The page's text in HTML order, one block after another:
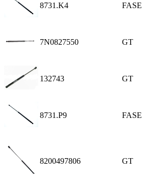
8731.K4 FASE
7N0827550 GT
132743 GT
8731.P9 FASE
8200497806 GT